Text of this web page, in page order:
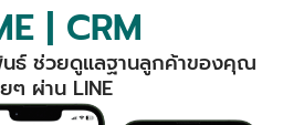
| CRM
ธ์ ช่วยดูแลฐานลูกค้าของคุณ
ๆ ผ่าน LINE